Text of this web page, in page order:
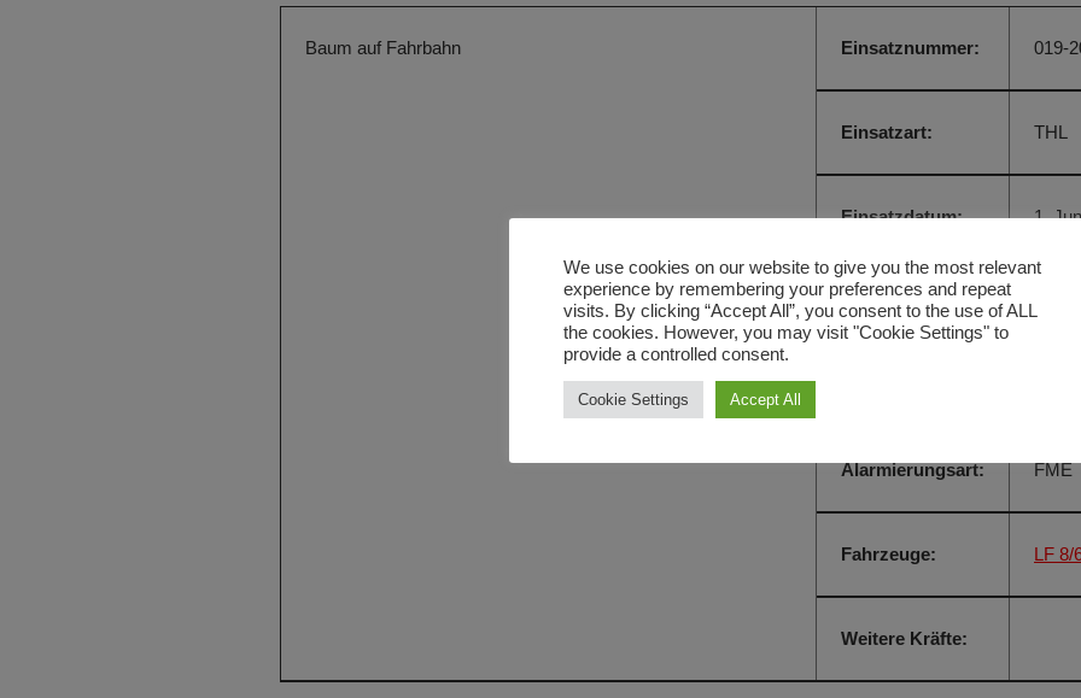
Baum auf Fahrbahn Einsatznummer: 019-
Einsatzart: THL
Einsatzdatum: 1.
Einsatzzeit:
Alarmierungsart: FME
Fahrzeuge: LF 8/
Weitere Kräfte:
We use cookies on our website to give you the most relevant
experience by remembering your preferences and repeat
visits. By clicking “Accept All”, you consent to the use of ALL
the cookies. However, you may visit "Cookie Settings" to
provide a controlled consent.
Cookie Settings Accept All